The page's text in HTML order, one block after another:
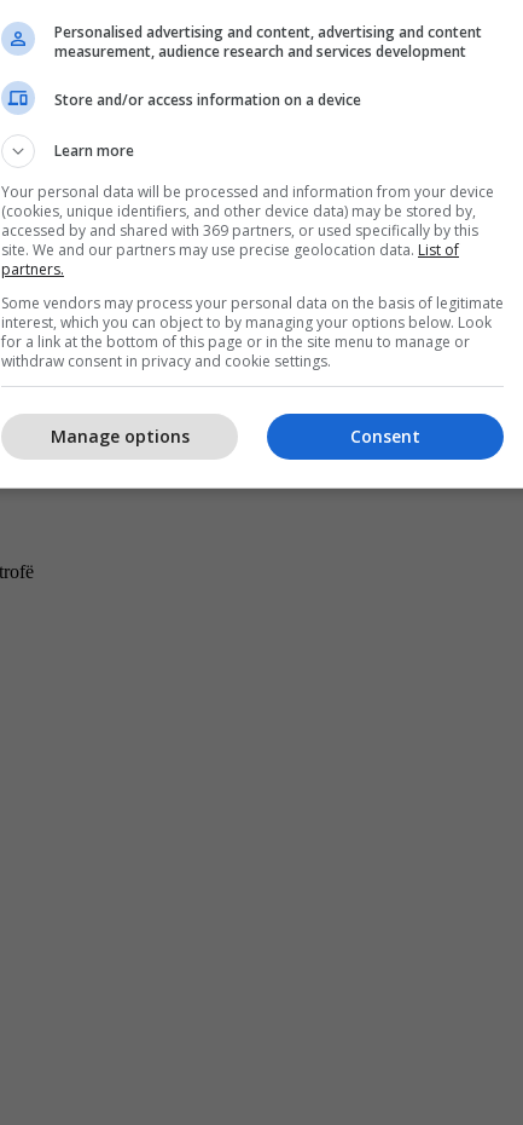
Personalised advertising and content, advertising and content
measurement, audience research and services development
Store and/or access information on a device
Learn more
Your personal data will be processed and information from your device
(cookies, unique identifiers, and other device data) may be stored by,
accessed by and shared with 369 partners, or used specifically by this
site. We and our partners may use precise geolocation data. List of
partners.
Some vendors may process your personal data on the basis of legitimate
interest, which you can object to by managing your options below. Look
for a link at the bottom of this page or in the site menu to manage or
withdraw consent in privacy and cookie settings.
Consent
Manage options